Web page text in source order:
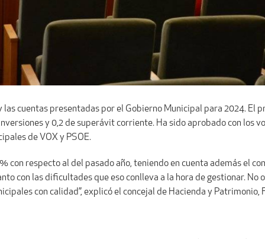
cuentas presentadas por el Gobierno Municipal para 2024. El
y 0,2 de superávit corriente. Ha sido aprobado con los
de VOX y PSOE.
con respecto al del pasado año, teniendo en cuenta además el
con las dificultades que eso conlleva a la hora de gestionar. No
con calidad”, explicó el concejal de Hacienda y Patrimonio,